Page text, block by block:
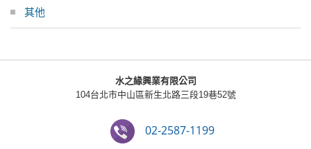
其他
水之緣興業有限公司
104台北市中山區新生北路三段19巷52號
02-2587-1199